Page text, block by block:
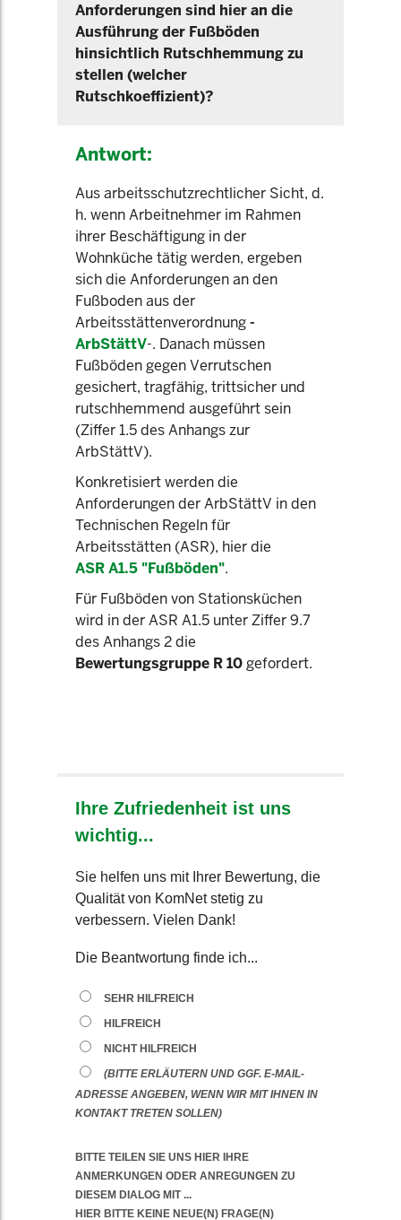
Anforderungen sind hier an die
Ausführung der Fußböden
hinsichtlich Rutschhemmung zu
stellen (welcher
Rutschkoeffizient)?
Antwort:
Aus arbeitsschutzrechtlicher Sicht, d.
h. wenn Arbeitnehmer im Rahmen
ihrer Beschäftigung in der
Wohnküche tätig werden, ergeben
sich die Anforderungen an den
Fußboden aus der
Arbeitsstättenverordnung-
ArbStättV-. Danach müssen
Fußböden gegen Verrutschen
gesichert, tragfähig, trittsicher und
rutschhemmend ausgeführt sein
(Ziffer 1.5 des Anhangs zur
ArbStättV).
Konkretisiert werden die
Anforderungen der ArbStättV in den
Technischen Regeln für
Arbeitsstätten (ASR), hier die
ASR A1.5 "Fußböden".
Für Fußböden von Stationsküchen
wird in der ASR A1.5 unter Ziffer 9.7
des Anhangs 2 die
Bewertungsgruppe R 10gefordert.